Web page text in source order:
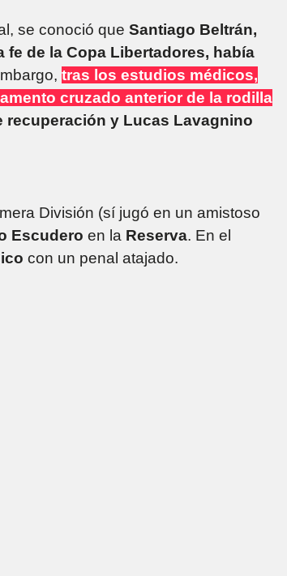
se conoció que Santiago Beltrán,
de la Copa Libertadores, había
tras los estudios médicos,
cruzado anterior de la rodilla
recuperación y Lucas Lavagnino
División (sí jugó en un amistoso
Escudero en la Reserva. En el
con un penal atajado.